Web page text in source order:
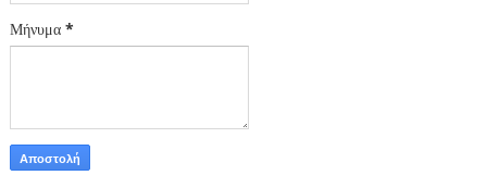
Μήνυμα *